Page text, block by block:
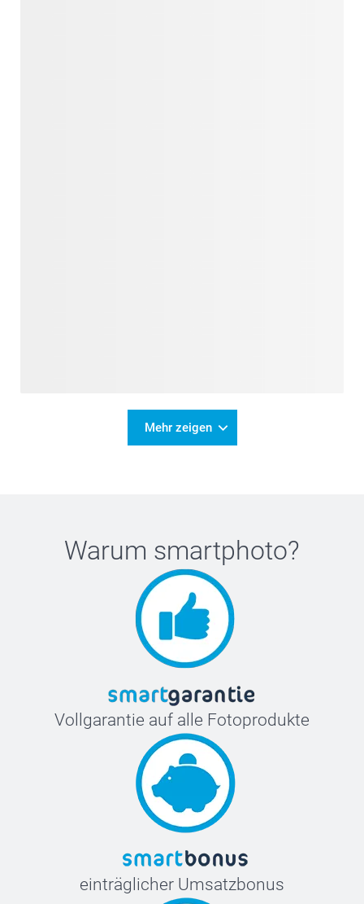
Mehr zeigen
Warum smartphoto?
Vollgarantie auf alle Fotoprodukte
einträglicher Umsatzbonus